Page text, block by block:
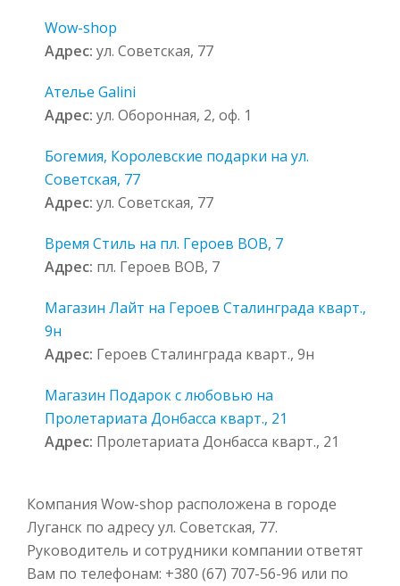
Wow-shop
Адрес: ул. Советская, 77
Ателье Galini
Адрес: ул. Оборонная, 2, оф. 1
Богемия, Королевские подарки на ул.
Советская, 77
Адрес: ул. Советская, 77
Время Стиль на пл. Героев ВОВ, 7
Адрес: пл. Героев ВОВ, 7
Магазин Лайт на Героев Сталинграда кварт.,
9н
Адрес: Героев Сталинграда кварт., 9н
Магазин Подарок с любовью на
Пролетариата Донбасса кварт., 21
Адрес: Пролетариата Донбасса кварт., 21
Компания Wow-shop расположена в городе
Луганск по адресу ул. Советская, 77.
Руководитель и сотрудники компании ответят
Вам по телефонам: +380 (67) 707-56-96 или по